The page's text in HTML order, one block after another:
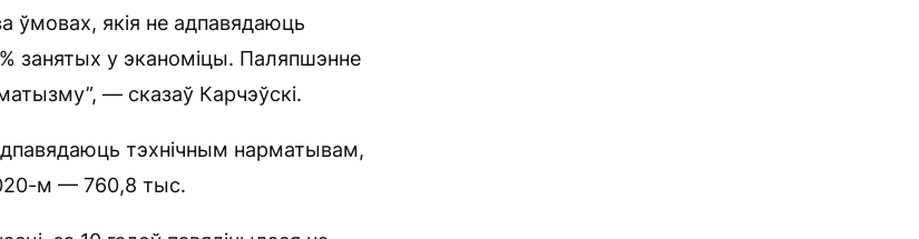
ўмовах, якія не адпавядаюць
занятых у эканоміцы. Паляпшэнне
— сказаў Карчэўскі.
тэхнічным нарматывам,
м — 760,8 тыс.